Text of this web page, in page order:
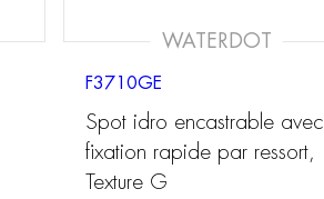
WATERDOT
F3710GE
Spot idro encastrable avec
fixation rapide par ressort,
Texture G